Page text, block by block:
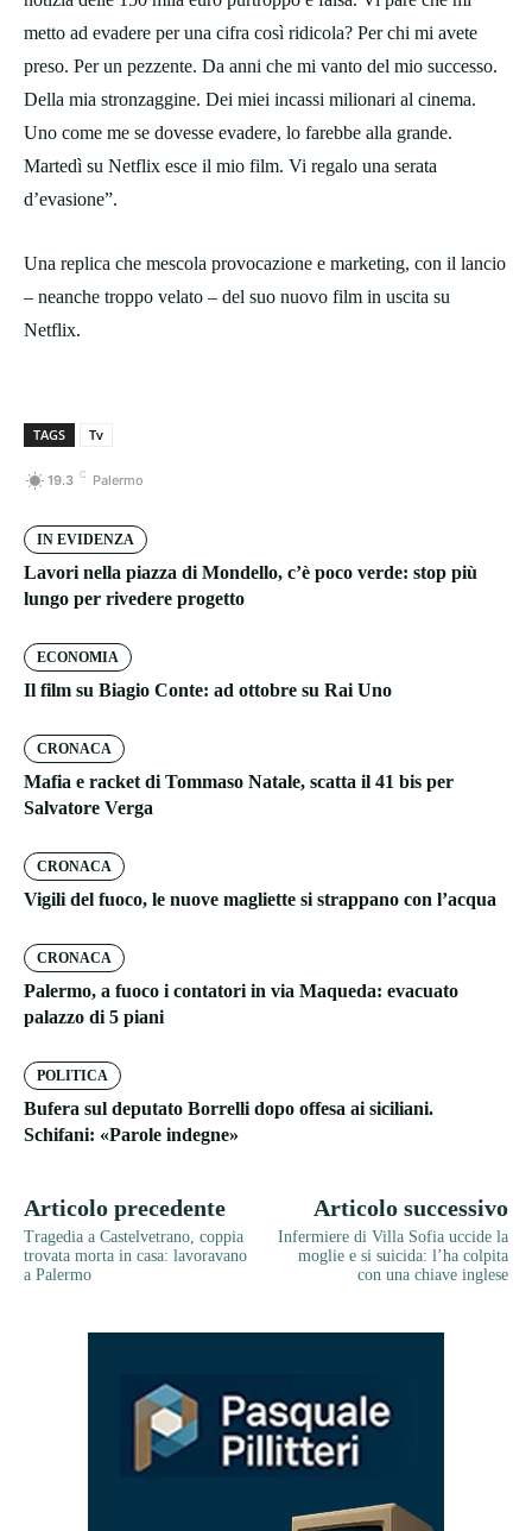
metto ad evadere per una cifra così ridicola? Per chi mi avete
preso. Per un pezzente. Da anni che mi vanto del mio successo.
Della mia stronzaggine. Dei miei incassi milionari al cinema.
Uno come me se dovesse evadere, lo farebbe alla grande.
Martedì su Netflix esce il mio film. Vi regalo una serata
d’evasione”.
Una replica che mescola provocazione e marketing, con il lancio
– neanche troppo velato – del suo nuovo film in uscita su
Netflix.
TAGS Tv
19.3 C Palermo
IN EVIDENZA
Lavori nella piazza di Mondello, c’è poco verde: stop più
lungo per rivedere progetto
ECONOMIA
Il film su Biagio Conte: ad ottobre su Rai Uno
CRONACA
Mafia e racket di Tommaso Natale, scatta il 41 bis per
Salvatore Verga
CRONACA
Vigili del fuoco, le nuove magliette si strappano con l’acqua
CRONACA
Palermo, a fuoco i contatori in via Maqueda: evacuato
palazzo di 5 piani
POLITICA
Bufera sul deputato Borrelli dopo offesa ai siciliani.
Schifani: «Parole indegne»
Articolo precedente
Tragedia a Castelvetrano, coppia
trovata morta in casa: lavoravano
a Palermo
Articolo successivo
Infermiere di Villa Sofia uccide la
moglie e si suicida: l’ha colpita
con una chiave inglese